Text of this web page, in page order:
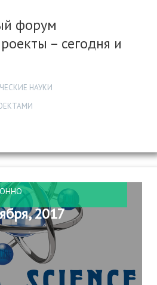
форум
– сегодня и
НАУКИ
2017